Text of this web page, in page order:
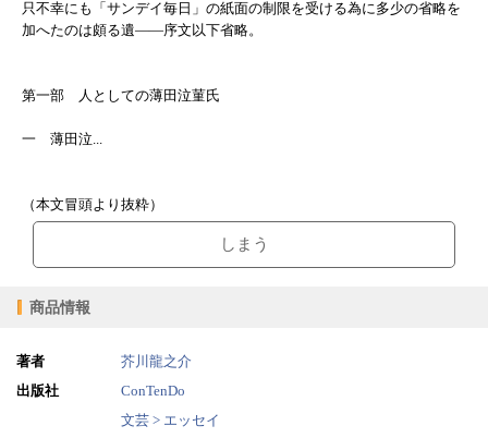
只不幸にも「サンデイ毎日」の紙面の制限を受ける為に多少の省略を
加へたのは頗る遺――序文以下省略。
第一部 人としての薄田泣菫氏
一 薄田泣...
（本文冒頭より抜粋）
しまう
商品情報
著者
芥川龍之介
出版社
ConTenDo
文芸 > エッセイ